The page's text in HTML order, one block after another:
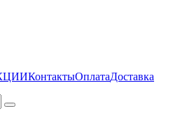
КонтактыОплатаДоставка